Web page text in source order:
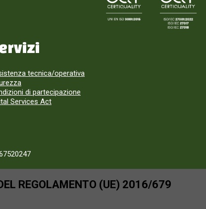
tecnica/operativa
di partecipazione
Services Act
REGOLAMENTO (UE) 2016/679